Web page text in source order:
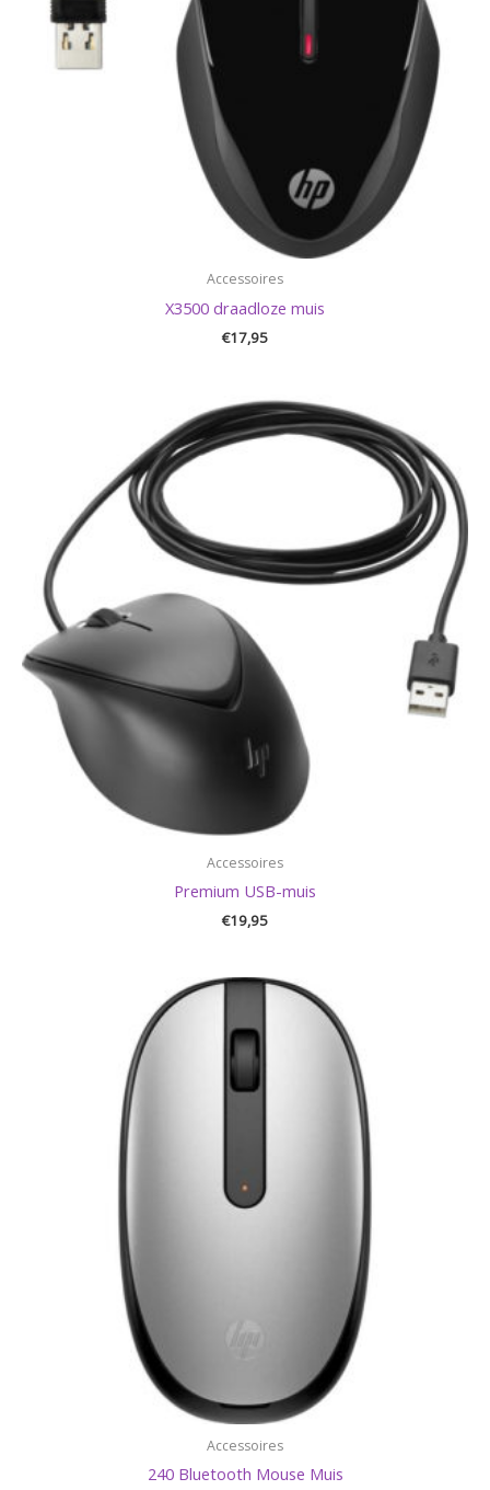
Accessoires
X3500 draadloze muis
€17,95
Accessoires
Premium USB-muis
€19,95
Accessoires
240 Bluetooth Mouse Muis